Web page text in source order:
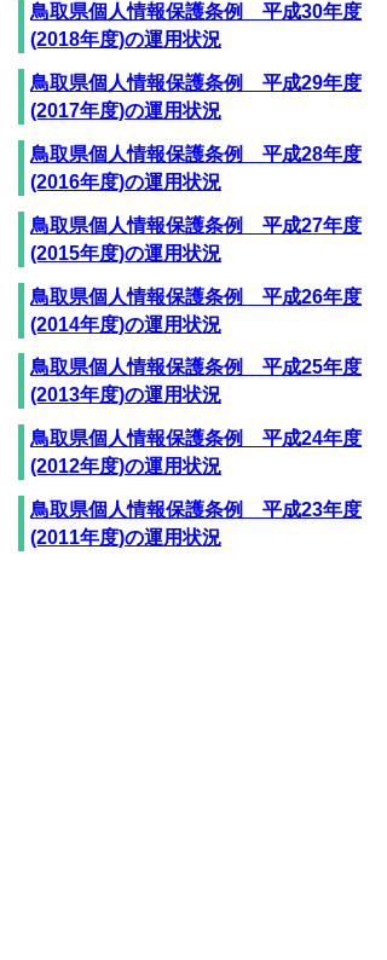
鳥取県個人情報保護条例 平成30年度
(2018年度)の運用状況
鳥取県個人情報保護条例 平成29年度
(2017年度)の運用状況
鳥取県個人情報保護条例 平成28年度
(2016年度)の運用状況
鳥取県個人情報保護条例 平成27年度
(2015年度)の運用状況
鳥取県個人情報保護条例 平成26年度
(2014年度)の運用状況
鳥取県個人情報保護条例 平成25年度
(2013年度)の運用状況
鳥取県個人情報保護条例 平成24年度
(2012年度)の運用状況
鳥取県個人情報保護条例 平成23年度
(2011年度)の運用状況